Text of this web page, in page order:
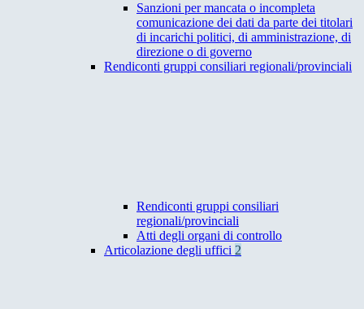
Sanzioni per mancata o incompleta
comunicazione dei dati da parte dei titolari
di incarichi politici, di amministrazione, di
direzione o di governo
Rendiconti gruppi consiliari regionali/provinciali
Rendiconti gruppi consiliari
regionali/provinciali
Atti degli organi di controllo
Articolazione degli uffici 2